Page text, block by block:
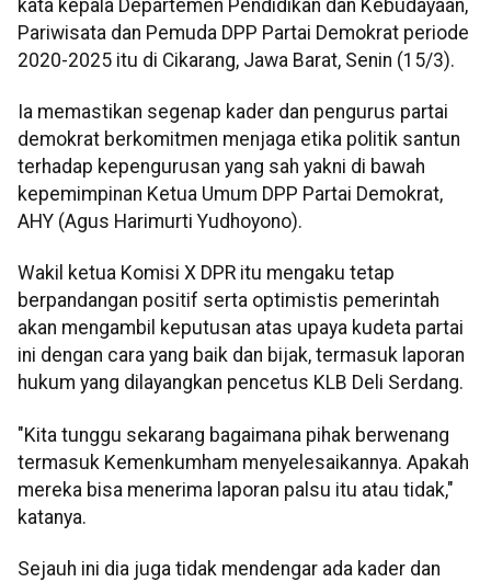
kata kepala Departemen Pendidikan dan Kebudayaan,
Pariwisata dan Pemuda DPP Partai Demokrat periode
2020-2025 itu di Cikarang, Jawa Barat, Senin (15/3).
Ia memastikan segenap kader dan pengurus partai
demokrat berkomitmen menjaga etika politik santun
terhadap kepengurusan yang sah yakni di bawah
kepemimpinan Ketua Umum DPP Partai Demokrat,
AHY (Agus Harimurti Yudhoyono).
Wakil ketua Komisi X DPR itu mengaku tetap
berpandangan positif serta optimistis pemerintah
akan mengambil keputusan atas upaya kudeta partai
ini dengan cara yang baik dan bijak, termasuk laporan
hukum yang dilayangkan pencetus KLB Deli Serdang.
"Kita tunggu sekarang bagaimana pihak berwenang
termasuk Kemenkumham menyelesaikannya. Apakah
mereka bisa menerima laporan palsu itu atau tidak,"
katanya.
Sejauh ini dia juga tidak mendengar ada kader dan